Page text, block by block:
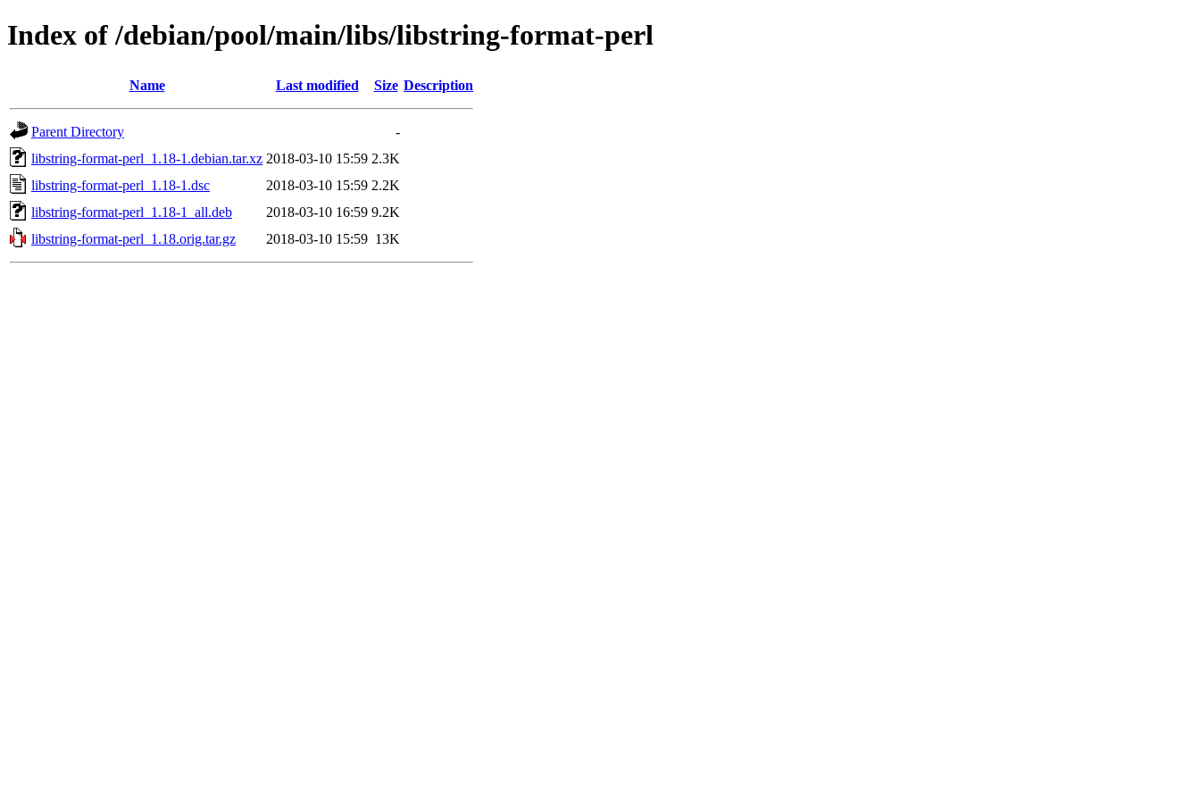
Index of /debian/pool/main/libs/libstring-format-perl
Name Last modified Size Description
Parent Directory
-
libstring-format-perl_1.18-1.debian.tar.xz 2018-03-10 15:59 2.3K
libstring-format-perl_1.18-1.dsc
2018-03-10 15:59 2.2K
libstring-format-perl_1.18-1_all.deb
2018-03-10 16:59 9.2K
libstring-format-perl_1.18.orig.tar.gz
2018-03-10 15:59 13K